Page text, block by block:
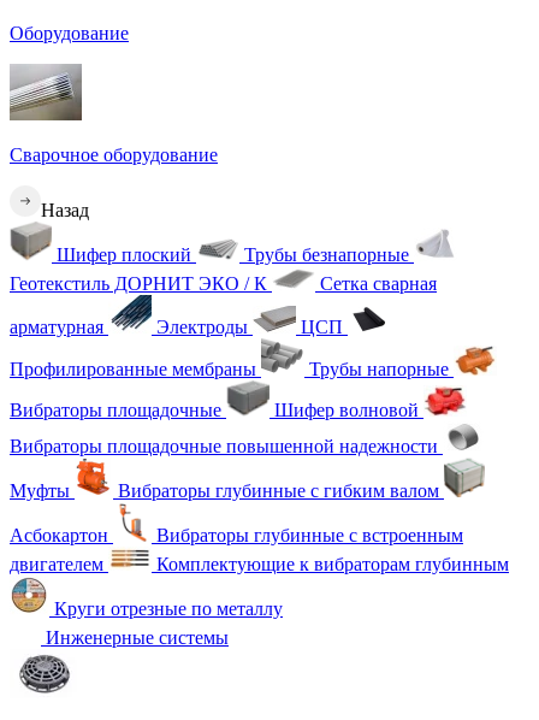
Оборудование
Сварочное оборудование
Назад
Шифер плоский
Трубы безнапорные
Геотекстиль ДОРНИТ ЭКО / К
Сетка сварная
арматурная Электроды ЦСП
Профилированные мембраны
Трубы напорные
Вибраторы площадочные
Шифер волновой
Вибраторы площадочные повышенной надежности
Муфты Вибраторы глубинные с гибким валом
Асбокартон
Вибраторы глубинные с встроенным
двигателем
Комплектующие к вибраторам глубинным
Круги отрезные по металлу
Инженерные системы